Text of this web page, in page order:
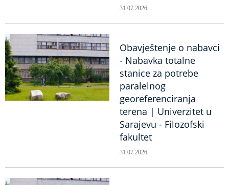
31.07.2026.
Obavještenje o nabavci
- Nabavka totalne
stanice za potrebe
paralelnog
georeferenciranja
terena | Univerzitet u
Sarajevu - Filozofski
fakultet
31.07.2026.